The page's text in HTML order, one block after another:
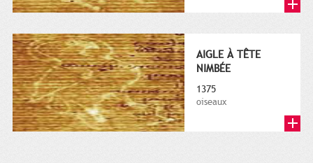
AIGLE À TÊTE
NIMBÉE
1375
oiseaux